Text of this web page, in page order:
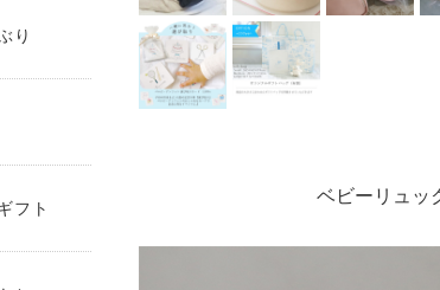
ベビーリュッ
り
フト